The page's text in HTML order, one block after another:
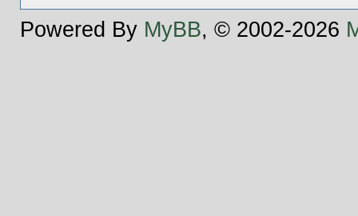
Powered By MyBB, © 2002-2026